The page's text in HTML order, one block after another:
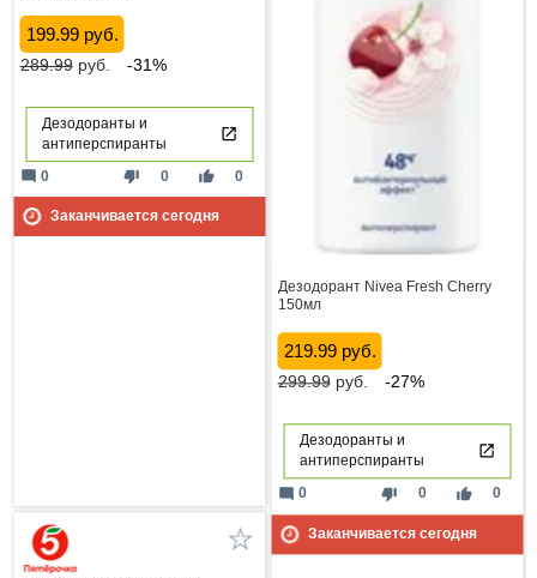
199.99 руб.
289.99руб. -31%
Дезодоранты и
антиперспиранты
thumb_down 0 thumb_up 0
mode_comment 0
Заканчивается сегодня
Дезодорант Nivea Fresh Cherry
150мл
219.99 руб.
299.99руб. -27%
Дезодоранты и
антиперспиранты
thumb_down 0 thumb_up 0
mode_comment 0
Заканчивается сегодня